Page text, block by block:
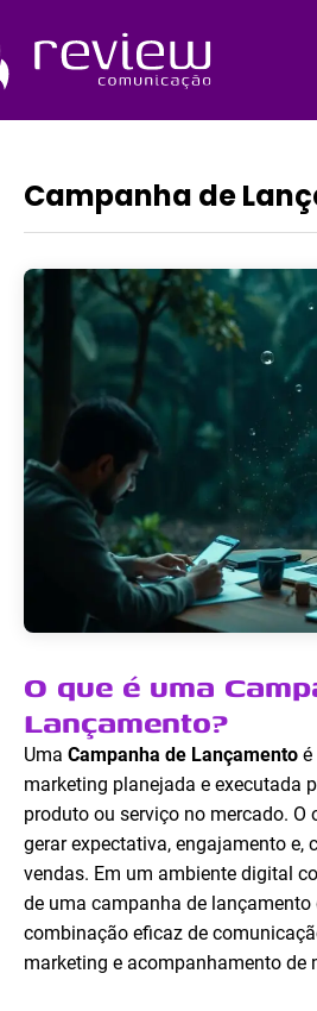
o
conteúdo
Campanha de
O que é uma
Lançamento?
Uma Campanha de Lançamento é
marketing planejada e executada
produto ou serviço no mercado. O
gerar expectativa, engajamento e,
vendas. Em um ambiente digital
de uma campanha de lançamento
combinação eficaz de
marketing e acompanhamento de